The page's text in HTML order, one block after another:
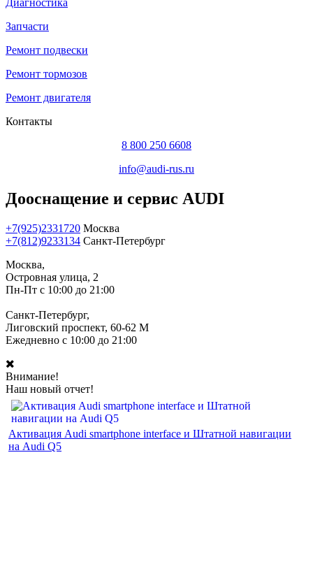
Диагностика
Запчасти
Ремонт подвески
Ремонт тормозов
Ремонт двигателя
Контакты
8 800 250 6608
info@audi-rus.ru
Дооснащение и сервис AUDI
+7(925)2331720 Москва
+7(812)9233134 Санкт-Петербург
Москва,
Островная улица, 2
Пн-Пт с 10:00 до 21:00
Санкт-Петербург,
Лиговский проспект, 60-62 М
Ежедневно с 10:00 до 21:00
Внимание!
Наш новый отчет!
Активация Audi smartphone interface и Штатной навигации
на Audi Q5